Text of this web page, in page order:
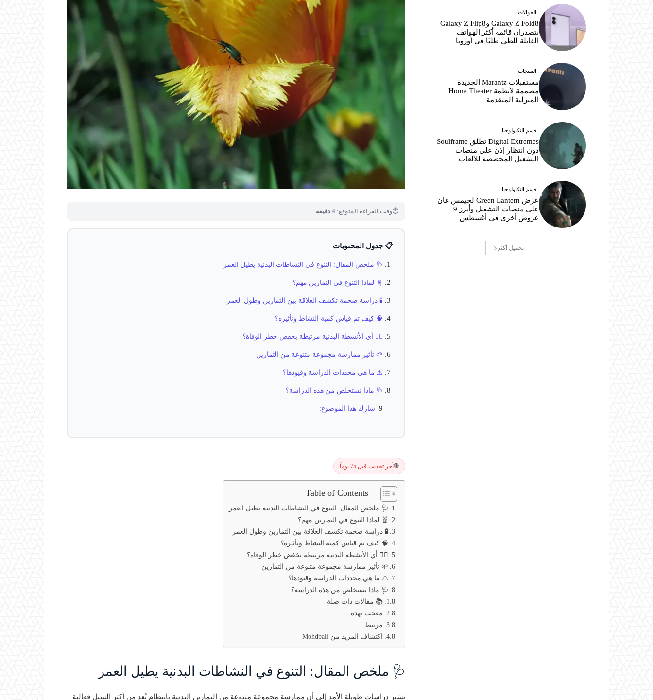
⏱وقت القراءة المتوقع: 4 دقيقة
📋 جدول المحتويات
🩺 ملخص المقال: التنوع في النشاطات البدنية يطيل العمر
🧬 لماذا التنوع في التمارين مهم؟
🧪 دراسة ضخمة تكشف العلاقة بين التمارين وطول العمر
🧠 كيف تم قياس كمية النشاط وتأثيره؟
🏃‍♂️ أي الأنشطة البدنية مرتبطة بخفض خطر الوفاة؟
🌱 تأثير ممارسة مجموعة متنوعة من التمارين
⚠️ ما هي محددات الدراسة وقيودها؟
🩺 ماذا نستخلص من هذه الدراسة؟
شارك هذا الموضوع:
🔴آخر تحديث قبل 75 يوماً
Table of Contents
🩺 ملخص المقال: التنوع في النشاطات البدنية يطيل العمر
🧬 لماذا التنوع في التمارين مهم؟
🧪 دراسة ضخمة تكشف العلاقة بين التمارين وطول العمر
🧠 كيف تم قياس كمية النشاط وتأثيره؟
🏃‍♂️ أي الأنشطة البدنية مرتبطة بخفض خطر الوفاة؟
🌱 تأثير ممارسة مجموعة متنوعة من التمارين
⚠️ ما هي محددات الدراسة وقيودها؟
🩺 ماذا نستخلص من هذه الدراسة؟
📚 مقالات ذات صلة
معجب بهذه:
مرتبط
اكتشاف المزيد من Mohdbali
🩺 ملخص المقال: التنوع في النشاطات البدنية يطيل العمر
تشير دراسات طويلة الأمد إلى أن ممارسة مجموعة متنوعة من التمارين البدنية بانتظام تُعد من أكثر السبل فعالية
الجوالات
Galaxy Z Fold8 وGalaxy Z Flip8
يتصدران قائمة أكثر الهواتف
القابلة للطي طلبًا في أوروبا
المنتجات
مستقبلات Marantz الجديدة
مصممة لأنظمة Home Theater
المنزلية المتقدمة
قسم التكنولوجيا
Digital Extremes تطلق Soulframe
دون انتظار إذن على منصات
التشغيل المخصصة للألعاب
قسم التكنولوجيا
عرض Green Lantern لجيمس غان
على منصات التشغيل وأبرز 9
عروض أخرى في أغسطس
تحميل أكثر